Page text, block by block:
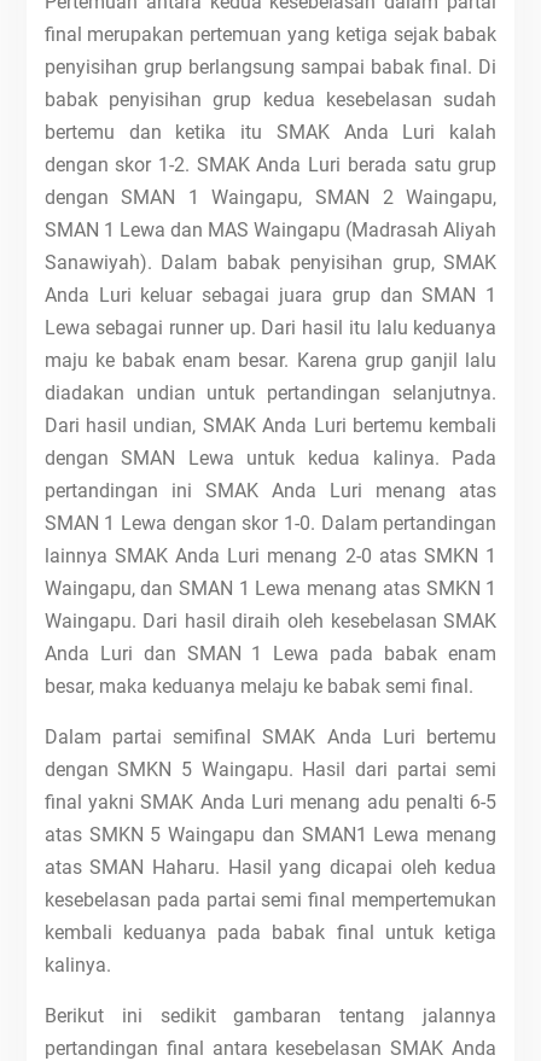
final merupakan pertemuan yang ketiga sejak babak
penyisihan grup berlangsung sampai babak final. Di
babak penyisihan grup kedua kesebelasan sudah
bertemu dan ketika itu SMAK Anda Luri kalah
dengan skor 1-2. SMAK Anda Luri berada satu grup
dengan SMAN 1 Waingapu, SMAN 2 Waingapu,
SMAN 1 Lewa dan MAS Waingapu (Madrasah Aliyah
Sanawiyah). Dalam babak penyisihan grup, SMAK
Anda Luri keluar sebagai juara grup dan SMAN 1
Lewa sebagai runner up. Dari hasil itu lalu keduanya
maju ke babak enam besar. Karena grup ganjil lalu
diadakan undian untuk pertandingan selanjutnya.
Dari hasil undian, SMAK Anda Luri bertemu kembali
dengan SMAN Lewa untuk kedua kalinya. Pada
pertandingan ini SMAK Anda Luri menang atas
SMAN 1 Lewa dengan skor 1-0. Dalam pertandingan
lainnya SMAK Anda Luri menang 2-0 atas SMKN 1
Waingapu, dan SMAN 1 Lewa menang atas SMKN 1
Waingapu. Dari hasil diraih oleh kesebelasan SMAK
Anda Luri dan SMAN 1 Lewa pada babak enam
besar, maka keduanya melaju ke babak semi final.
Dalam partai semifinal SMAK Anda Luri bertemu
dengan SMKN 5 Waingapu. Hasil dari partai semi
final yakni SMAK Anda Luri menang adu penalti 6-5
atas SMKN 5 Waingapu dan SMAN1 Lewa menang
atas SMAN Haharu. Hasil yang dicapai oleh kedua
kesebelasan pada partai semi final mempertemukan
kembali keduanya pada babak final untuk ketiga
kalinya.
Berikut ini sedikit gambaran tentang jalannya
pertandingan final antara kesebelasan SMAK Anda